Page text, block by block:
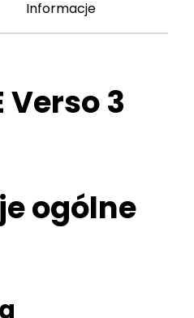
Informacje
Verso 3
ogólne